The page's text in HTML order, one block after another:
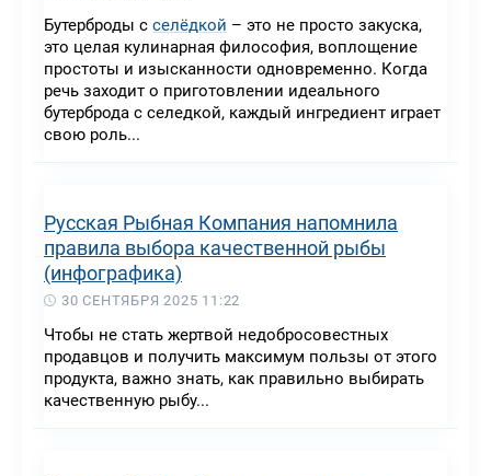
Бутерброды с селёдкой – это не просто закуска,
это целая кулинарная философия, воплощение
простоты и изысканности одновременно. Когда
речь заходит о приготовлении идеального
бутерброда с селедкой, каждый ингредиент играет
свою роль...
Русская Рыбная Компания напомнила
правила выбора качественной рыбы
(инфографика)
30 СЕНТЯБРЯ 2025 11:22
Чтобы не стать жертвой недобросовестных
продавцов и получить максимум пользы от этого
продукта, важно знать, как правильно выбирать
качественную рыбу...